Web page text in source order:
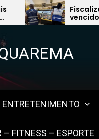
encontra
à venda e expõe
na Região dos Lagos
ENTRETENIMENTO
– FITNESS – ESPORTE